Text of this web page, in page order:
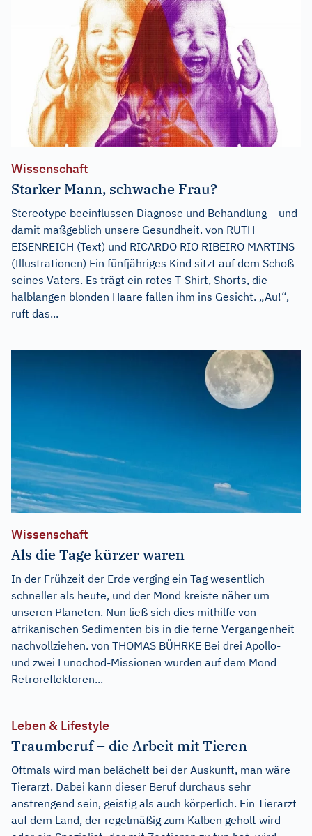
Wissenschaft
Starker Mann, schwache Frau?
Stereotype beeinflussen Diagnose und Behandlung – und
damit maßgeblich unsere Gesundheit. von RUTH
EISENREICH (Text) und RICARDO RIO RIBEIRO MARTINS
(Illustrationen) Ein fünfjähriges Kind sitzt auf dem Schoß
seines Vaters. Es trägt ein rotes T-Shirt, Shorts, die
halblangen blonden Haare fallen ihm ins Gesicht. „Au!“,
ruft das...
Wissenschaft
Als die Tage kürzer waren
In der Frühzeit der Erde verging ein Tag wesentlich
schneller als heute, und der Mond kreiste näher um
unseren Planeten. Nun ließ sich dies mithilfe von
afrikanischen Sedimenten bis in die ferne Vergangenheit
nachvollziehen. von THOMAS BÜHRKE Bei drei Apollo-
und zwei Lunochod-Missionen wurden auf dem Mond
Retroreflektoren...
Leben & Lifestyle
Traumberuf – die Arbeit mit Tieren
Oftmals wird man belächelt bei der Auskunft, man wäre
Tierarzt. Dabei kann dieser Beruf durchaus sehr
anstrengend sein, geistig als auch körperlich. Ein Tierarzt
auf dem Land, der regelmäßig zum Kalben geholt wird